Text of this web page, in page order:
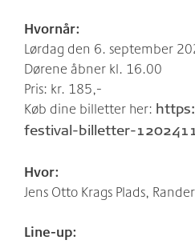
Hvornår:
Lørdag den 6. september
Dørene åbner kl. 16.00
Pris: kr. 185,-
Køb dine billetter her:
festival-billetter-
Hvor:
Jens Otto Krags Plads,
Line-up: